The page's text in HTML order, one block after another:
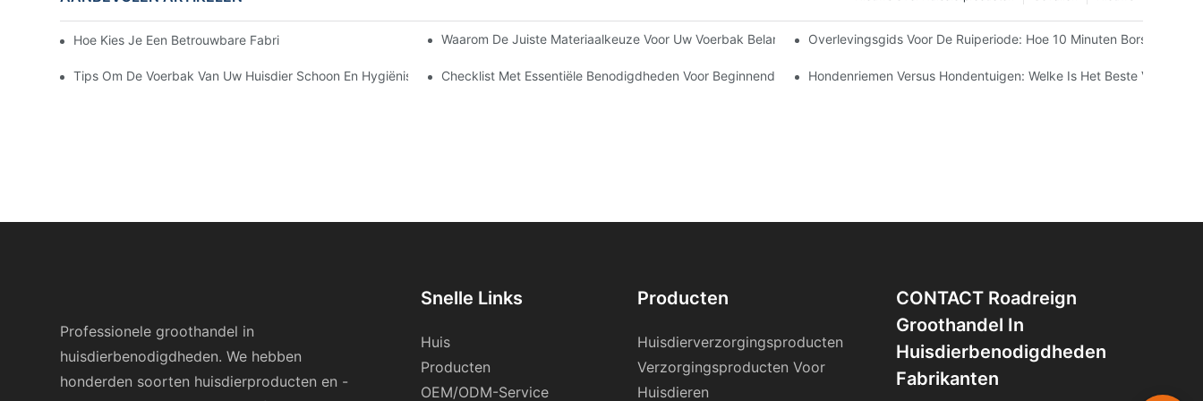
Hoe Kies Je Een Betrouwbare Fabrikant Van Huisdierproducten In China?Waarom De Juiste Materiaalkeuze Voor Uw Voerbak Belangrijk Is Voor Uw BedrijfOverlevingsgids Voor De Ruiperiode: Hoe 10 Minuten Borstelen Uw
Tips Om De Voerbak Van Uw Huisdier Schoon En Hygiënisch Te HoudenChecklist Met Essentiële Benodigdheden Voor Beginnende Katten- En HondeneigenarenHondenriemen Versus Hondentuigen: Welke Is Het Beste Voor Jou?
Professionele groothandel in
huisdierbenodigdheden. We hebben
honderden soorten huisdierproducten en -
Snelle Links
Huis
Producten
OEM/ODM-Service
Producten
Huisdierverzorgingsproducten
Verzorgingsproducten Voor
Huisdieren
CONTACT Roadreign
Groothandel In
Huisdierbenodigdheden
Fabrikanten